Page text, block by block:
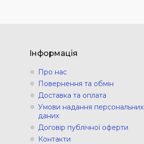
Інформація
Про нас
Повернення та обмін
Доставка та оплата
Умови надання персональних
даних
Договір публічної оферти
Контакти